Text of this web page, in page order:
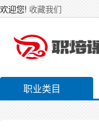
欢迎您! 收藏我们
职业类目